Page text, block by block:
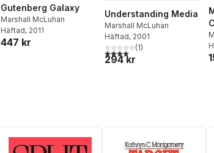
Gutenberg Galaxy
Marshall McLuhan
Häftad, 2011
447 kr
Understanding Media
Marshall McLuhan
Häftad, 2001
4,0utav 5 stjärnor. Totalt antal
(1)
294 kr